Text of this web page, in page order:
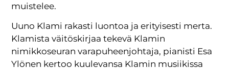
muistelee.
Uuno Klami rakasti luontoa ja erityisesti merta.
Klamista väitöskirjaa tekevä Klamin
nimikkoseuran varapuheenjohtaja, pianisti Esa
Ylönen kertoo kuulevansa Klamin musiikissa